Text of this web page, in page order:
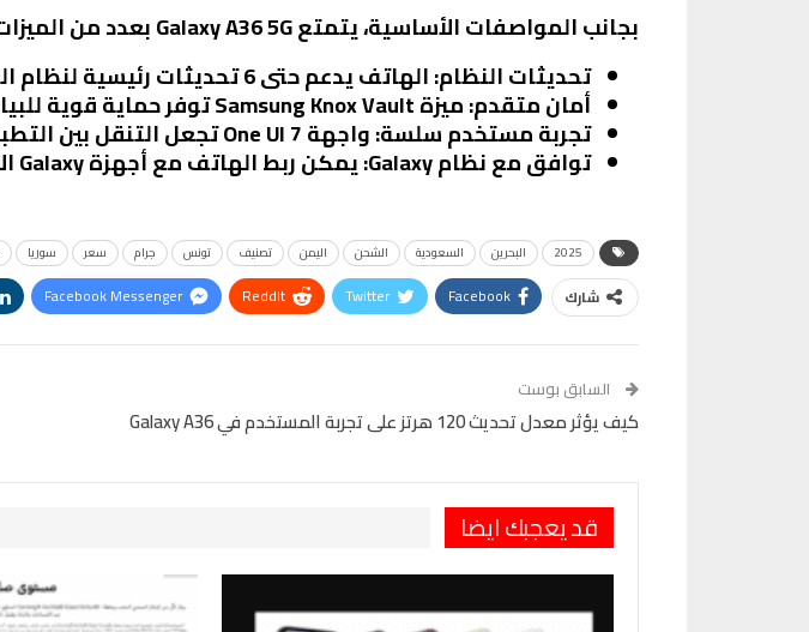
بجانب المواصفات الأساسية، يتمتع Galaxy A36 5G بعدد من الميزات العامة التي تعزز من تجربة المستخدم:
تحديثات النظام: الهاتف يدعم حتى 6 تحديثات رئيسية لنظام التشغيل، مما يضمن بقاء الجهاز محدثًا لفترة طويلة.
أمان متقدم: ميزة Samsung Knox Vault توفر حماية قوية للبيانات الشخصية والملفات الحساسة.
تجربة مستخدم سلسة: واجهة One UI 7 تجعل التنقل بين التطبيقات والوظائف سهلًا ومريحًا.
توافق مع نظام Galaxy : يمكن ربط الهاتف مع أجهزة Galaxy الأخرى مثل Galaxy Buds وGalaxy Fit، مما يعزز من تجربة الاستخدام.
2025 البحرين السعودية الشحن اليمن تصنيف تونس جرام سعر سوريا
شارك Facebook
Twitter
ReddIt
Facebook Messenger
السابق بوست
كيف يؤثر معدل تحديث 120 هرتز على تجربة المستخدم في Galaxy A36
قد يعجبك ايضا